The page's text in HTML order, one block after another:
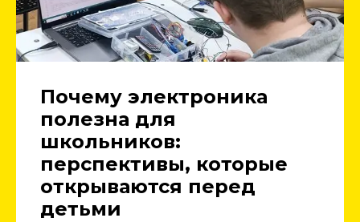
Почему электроника
полезна для
школьников:
перспективы, которые
открываются перед
детьми